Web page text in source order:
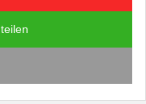
teilen